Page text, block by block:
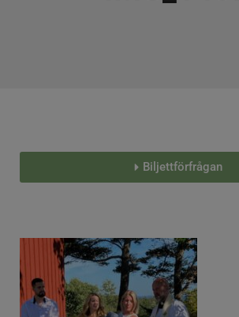
Biljettförfrågan